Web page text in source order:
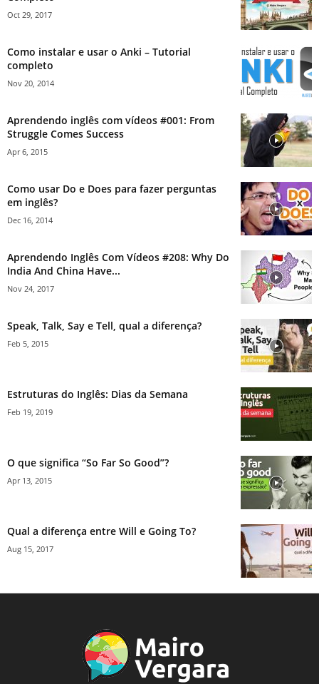
Oct 29, 2017
Como instalar e usar o Anki – Tutorial
completo
Nov 20, 2014
Aprendendo inglês com vídeos #001: From
Struggle Comes Success
Apr 6, 2015
Como usar Do e Does para fazer perguntas
em inglês?
Dec 16, 2014
Aprendendo Inglês Com Vídeos #208: Why Do
India And China Have...
Nov 24, 2017
Speak, Talk, Say e Tell, qual a diferença?
Feb 5, 2015
Estruturas do Inglês: Dias da Semana
Feb 19, 2019
O que significa “So Far So Good”?
Apr 13, 2015
Qual a diferença entre Will e Going To?
Aug 15, 2017